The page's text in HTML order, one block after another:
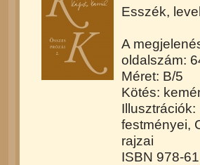
Esszék,
A
oldalszám:
Méret: B/5
Kötés:
festményei,
rajzai
ISBN 978-